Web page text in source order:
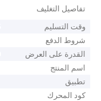
تفاصيل التغليف
وقت التسليم
شروط الدفع
القدرة على العرض
اسم المنتج
تطبيق
كود المحرك